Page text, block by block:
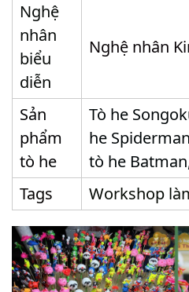
Nghệ
nhân
biểu
diễn
Nghệ nhân
Sản
phẩm
tò he
Tò he
he
tò he
Tags
Workshop